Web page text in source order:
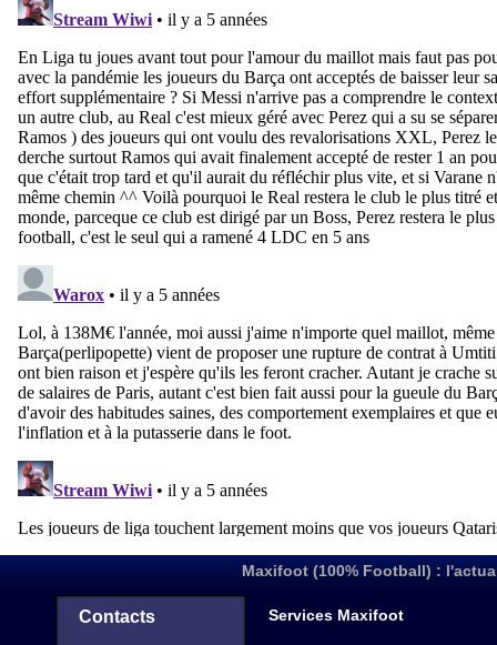
Maxifoot (100% Football) :
Contacts Services Maxifoot